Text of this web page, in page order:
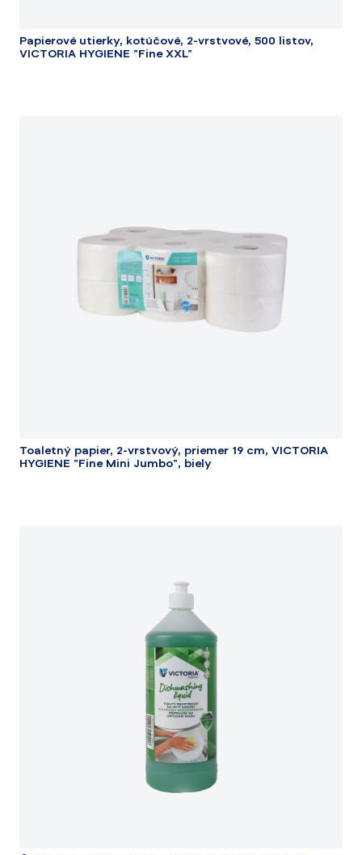
Papierové utierky, kotúčové, 2-vrstvové, 500 listov,
VICTORIA HYGIENE "Fine XXL"
Toaletný papier, 2-vrstvový, priemer 19 cm, VICTORIA
HYGIENE "Fine Mini Jumbo", biely